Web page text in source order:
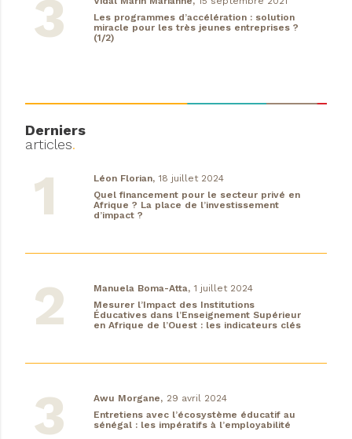
Les programmes d’accélération : solution
miracle pour les très jeunes entreprises ?
(1/2)
Derniers
articles.
Léon Florian, 18 juillet 2024
Quel financement pour le secteur privé en
Afrique ? La place de l’investissement
d’impact ?
Manuela Boma-Atta, 1 juillet 2024
Mesurer l’Impact des Institutions
Éducatives dans l’Enseignement Supérieur
en Afrique de l’Ouest : les indicateurs clés
Awu Morgane, 29 avril 2024
Entretiens avec l’écosystème éducatif au
sénégal : les impératifs à l’employabilité